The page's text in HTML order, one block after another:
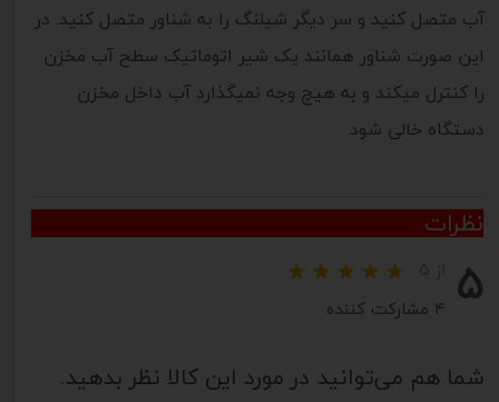
آب متصل کنید و سر دیگر شیلنگ را به شناور متصل کنید. در
این صورت شناور همانند یک شیر اتوماتیک سطح آب مخزن
را کنترل میکند و به هیچ وجه نمیگذارد آب داخل مخزن
دستگاه خالی شود.
نظرات
۵ ۴ مشارکت کننده
شما هم می‌توانید در مورد این کالا نظر بدهید.